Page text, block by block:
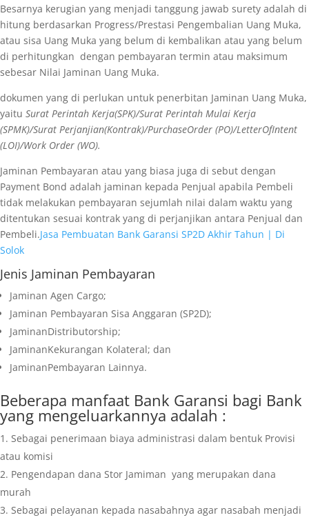
Besarnya kerugian yang menjadi tanggung jawab surety adalah di
hitung berdasarkan Progress/Prestasi Pengembalian Uang Muka,
atau sisa Uang Muka yang belum di kembalikan atau yang belum
di perhitungkan dengan pembayaran termin atau maksimum
sebesar Nilai Jaminan Uang Muka.
dokumen yang di perlukan untuk penerbitan Jaminan Uang Muka,
yaitu Surat Perintah Kerja(SPK)/Surat Perintah Mulai Kerja
(SPMK)/Surat Perjanjian(Kontrak)/PurchaseOrder (PO)/LetterOfIntent
(LOI)/Work Order (WO).
Jaminan Pembayaran atau yang biasa juga di sebut dengan
Payment Bond adalah jaminan kepada Penjual apabila Pembeli
tidak melakukan pembayaran sejumlah nilai dalam waktu yang
ditentukan sesuai kontrak yang di perjanjikan antara Penjual dan
Pembeli.Jasa Pembuatan Bank Garansi SP2D Akhir Tahun | Di
Solok
Jenis Jaminan Pembayaran
Jaminan Agen Cargo;
Jaminan Pembayaran Sisa Anggaran (SP2D);
JaminanDistributorship;
JaminanKekurangan Kolateral; dan
JaminanPembayaran Lainnya.
Beberapa manfaat Bank Garansi bagi Bank
yang mengeluarkannya adalah :
Sebagai penerimaan biaya administrasi dalam bentuk Provisi
atau komisi
Pengendapan dana Stor Jamiman yang merupakan dana
murah
Sebagai pelayanan kepada nasabahnya agar nasabah menjadi